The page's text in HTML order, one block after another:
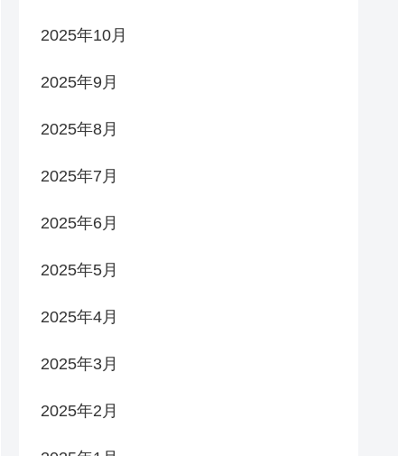
2025年10月
2025年9月
2025年8月
2025年7月
2025年6月
2025年5月
2025年4月
2025年3月
2025年2月